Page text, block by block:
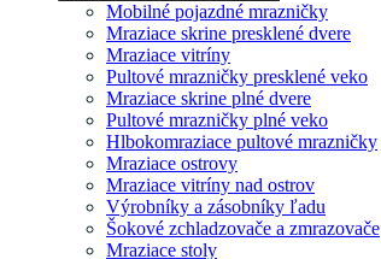
Mobilné pojazdné mrazničky
Mraziace skrine presklené dvere
Mraziace vitríny
Pultové mrazničky presklené veko
Mraziace skrine plné dvere
Pultové mrazničky plné veko
Hlbokomraziace pultové mrazničky
Mraziace ostrovy
Mraziace vitríny nad ostrov
Výrobníky a zásobníky ľadu
Šokové zchladzovače a zmrazovače
Mraziace stoly